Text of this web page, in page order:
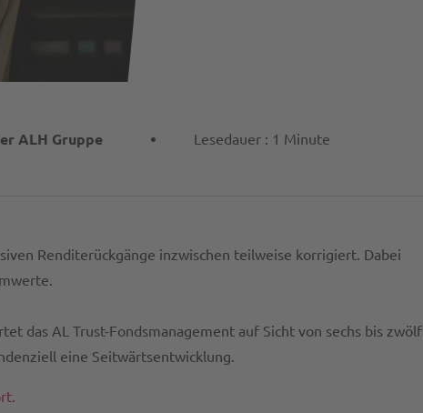
ALH Gruppe Lesedauer : 1 Minute
Renditerückgänge inzwischen teilweise korrigiert. Dabei
das AL Trust-Fondsmanagement auf Sicht von sechs bis zwölf
eine Seitwärtsentwicklung.